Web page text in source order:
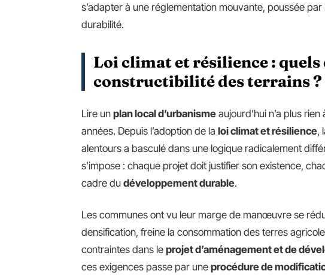
s’adapter à une réglementation mouvante, poussée
durabilité.
Loi climat et résilience :
constructibilité des terrains ?
Lire un plan local d’urbanisme aujourd’hui n’a plus
années. Depuis l’adoption de la loi climat et résilience,
alentours a basculé dans une logique radicalement
s’impose : chaque projet doit justifier son existence,
cadre du développement durable.
Les communes ont vu leur marge de manœuvre se
densification, freine la consommation des terres
contraintes dans le projet d’aménagement et de
ces exigences passe par une procédure de